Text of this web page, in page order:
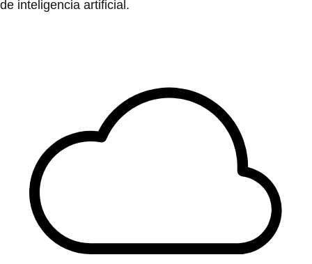
de inteligencia artificial.